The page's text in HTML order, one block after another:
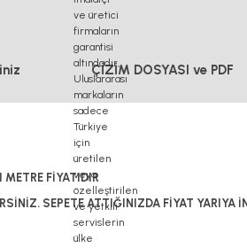
ÇİZİM DOSYASI ve PDF
1 METRE FİYATIDIR
SEPETE ATTIĞINIZDA FİYAT YARIYA